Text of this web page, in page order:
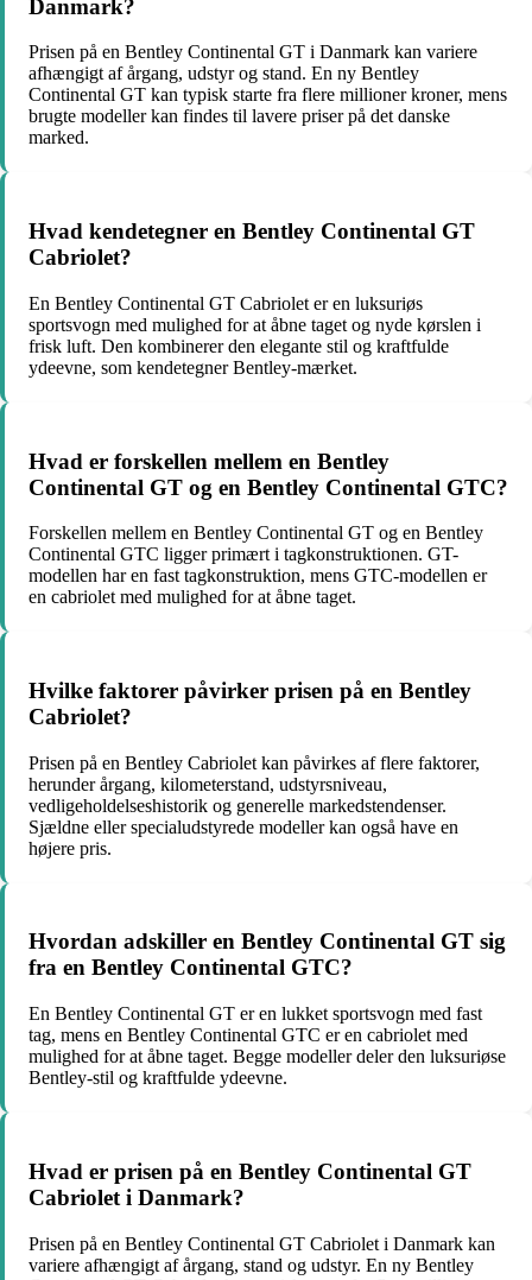
Danmark?
Prisen på en Bentley Continental GT i Danmark kan variere
afhængigt af årgang, udstyr og stand. En ny Bentley
Continental GT kan typisk starte fra flere millioner kroner, mens
brugte modeller kan findes til lavere priser på det danske
marked.
Hvad kendetegner en Bentley Continental GT
Cabriolet?
En Bentley Continental GT Cabriolet er en luksuriøs
sportsvogn med mulighed for at åbne taget og nyde kørslen i
frisk luft. Den kombinerer den elegante stil og kraftfulde
ydeevne, som kendetegner Bentley-mærket.
Hvad er forskellen mellem en Bentley
Continental GT og en Bentley Continental GTC?
Forskellen mellem en Bentley Continental GT og en Bentley
Continental GTC ligger primært i tagkonstruktionen. GT-
modellen har en fast tagkonstruktion, mens GTC-modellen er
en cabriolet med mulighed for at åbne taget.
Hvilke faktorer påvirker prisen på en Bentley
Cabriolet?
Prisen på en Bentley Cabriolet kan påvirkes af flere faktorer,
herunder årgang, kilometerstand, udstyrsniveau,
vedligeholdelseshistorik og generelle markedstendenser.
Sjældne eller specialudstyrede modeller kan også have en
højere pris.
Hvordan adskiller en Bentley Continental GT sig
fra en Bentley Continental GTC?
En Bentley Continental GT er en lukket sportsvogn med fast
tag, mens en Bentley Continental GTC er en cabriolet med
mulighed for at åbne taget. Begge modeller deler den luksuriøse
Bentley-stil og kraftfulde ydeevne.
Hvad er prisen på en Bentley Continental GT
Cabriolet i Danmark?
Prisen på en Bentley Continental GT Cabriolet i Danmark kan
variere afhængigt af årgang, stand og udstyr. En ny Bentley